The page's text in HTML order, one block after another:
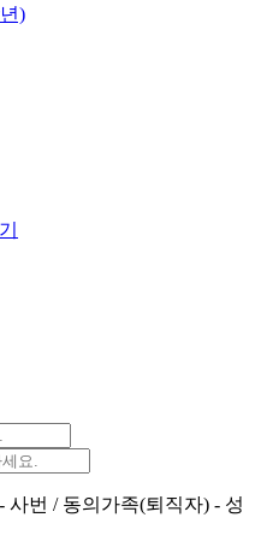
)
사번 / 동의가족(퇴직자) - 성